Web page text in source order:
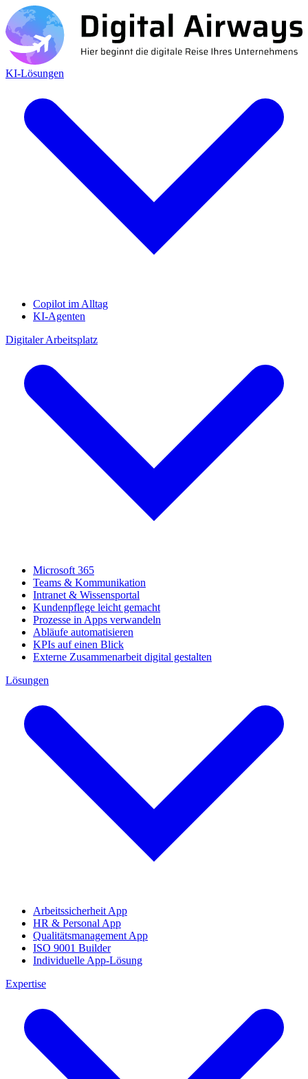
KI-Lösungen
Copilot im Alltag
KI-Agenten
Digitaler Arbeitsplatz
Microsoft 365
Teams & Kommunikation
Intranet & Wissensportal
Kundenpflege leicht gemacht
Prozesse in Apps verwandeln
Abläufe automatisieren
KPIs auf einen Blick
Externe Zusammenarbeit digital gestalten
Lösungen
Arbeitssicherheit App
HR & Personal App
Qualitätsmanagement App
ISO 9001 Builder
Individuelle App-Lösung
Expertise